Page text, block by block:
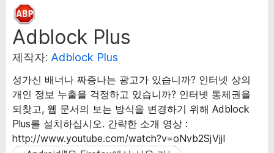
우
저
부
가
기
능
Adblock Plus
제작자: Adblock Plus
성가신 배너나 짜증나는 광고가 있습니까? 인터넷 상의
개인 정보 누출을 걱정하고 있습니까? 인터넷 통제권을
되찾고, 웹 문서의 보는 방식을 변경하기 위해 Adblock
Plus를 설치하십시오. 간략한 소개 영상 :
http://www.youtube.com/watch?v=oNvb2SjVjjI
확
장
메
타
데
터